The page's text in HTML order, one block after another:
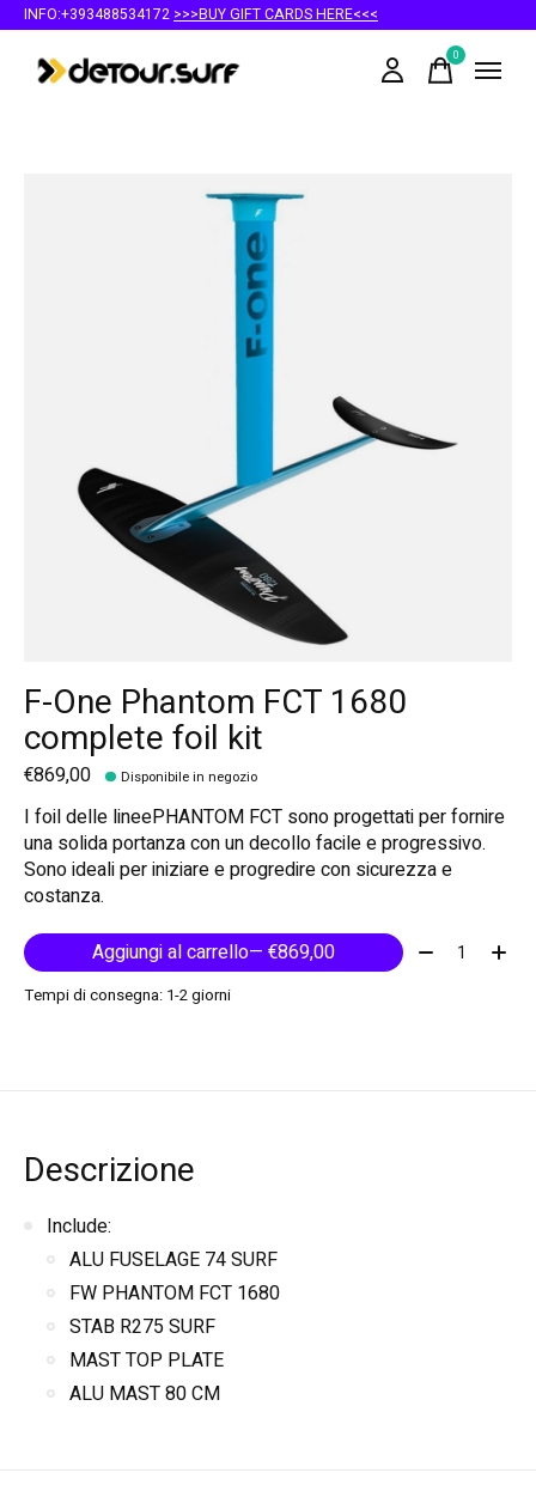
INFO:+393488534172 >>>BUY GIFT CARDS HERE<<<
0items
F-One Phantom FCT 1680
complete foil kit
€869,00 Disponibile in negozio
I foil delle lineePHANTOM FCT sono progettati per fornire
una solida portanza con un decollo facile e progressivo.
Sono ideali per iniziare e progredire con sicurezza e
costanza.
Aggiungi al carrello
— €869,00 Quantità:
Tempi di consegna: 1-2 giorni
Descrizione
Include:
ALU FUSELAGE 74 SURF
FW PHANTOM FCT 1680
STAB R275 SURF
MAST TOP PLATE
ALU MAST 80 CM